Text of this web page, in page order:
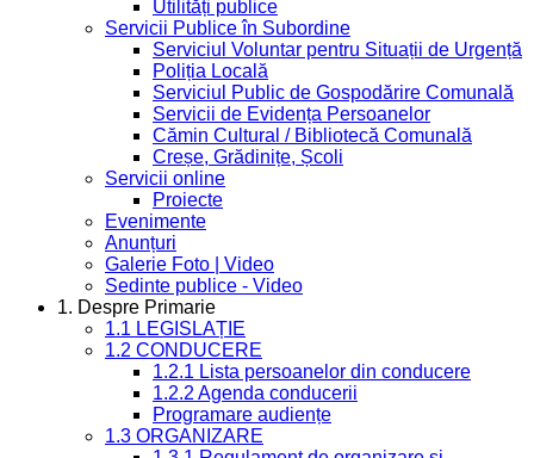
Utilități publice
Servicii Publice în Subordine
Serviciul Voluntar pentru Situații de Urgență
Poliția Locală
Serviciul Public de Gospodărire Comunală
Servicii de Evidența Persoanelor
Cămin Cultural / Bibliotecă Comunală
Creșe, Grădinițe, Școli
Servicii online
Proiecte
Evenimente
Anunțuri
Galerie Foto | Video
Sedinte publice - Video
1. Despre Primarie
1.1 LEGISLAȚIE
1.2 CONDUCERE
1.2.1 Lista persoanelor din conducere
1.2.2 Agenda conducerii
Programare audiențe
1.3 ORGANIZARE